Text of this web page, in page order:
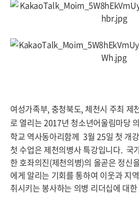
여성가족부, 충청북도, 체천시 주최 제
로 열리는 2017년 청소년어울림마당
학교 역사동아리함께 3월 25일 첫 개
첫 수업은 제천의병사 특강입니다. 국
한 호좌의진(제천의병)의 올곧은 정신
에게 알리는 기회를 통하여 이웃과 지
취시키는 봉사하는 의병 리더십에 대